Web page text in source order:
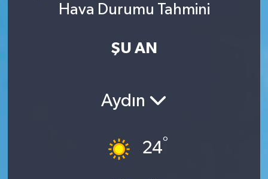
Hava Durumu Tahmini
ŞU AN
Aydın
24°